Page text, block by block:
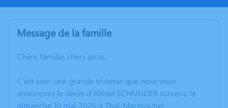
Message de la famille
Chère famille, chers amis,
C’est avec une grande tristesse que nous vous
annonçons le décès d’Alfred SCHNEIDER survenu le
dimanche 10 mai 2026 à Thal-Marmoutier.